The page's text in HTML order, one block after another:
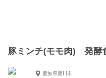
豚ミンチ(モモ肉) 発酵
愛知県豊川市